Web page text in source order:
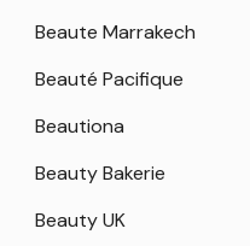
Beaute Marrakech
Beauté Pacifique
Beautiona
Beauty Bakerie
Beauty UK